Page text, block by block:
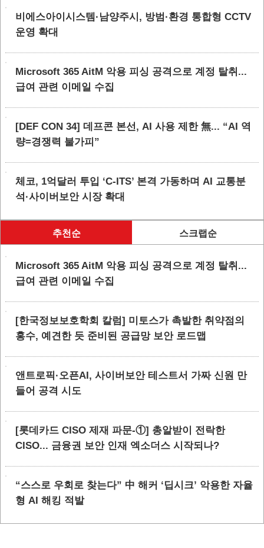
비에스아이시스템·남양주시, 방범·환경 통합형 CCTV
운영 확대
Microsoft 365 AitM 악용 피싱 공격으로 계정 탈취...
급여 관련 이메일 수집
[DEF CON 34] 데프콘 본선, AI 사용 제한 無... “AI 역
량=경쟁력 불가피”
체코, 1억달러 투입 ‘C-ITS’ 본격 가동하며 AI 교통분
석·사이버보안 시장 확대
추천순 스크랩순
Microsoft 365 AitM 악용 피싱 공격으로 계정 탈취...
급여 관련 이메일 수집
[한국정보보호학회 칼럼] 미토스가 촉발한 취약점의
홍수, 예견한 듯 준비된 공급망 보안 로드맵
앤트로픽·오픈AI, 사이버보안 테스트서 가짜 신원 만
들어 공격 시도
[롯데카드 CISO 제재 파문-①] 총알받이 전락한
CISO... 금융권 보안 인재 엑소더스 시작되나?
“스스로 우회로 찾는다” 中 해커 ‘딥시크’ 악용한 자율
형 AI 해킹 적발